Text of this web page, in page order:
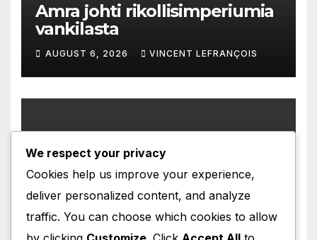
Amra johti rikollisimperiumia
vankilasta
AUGUST 6, 2026 VINCENT LEFRANÇOIS
ÄÄNIMATKA AITOON RANSKAAN
Immunoterapia pelasti
unelman äitiydestä
AUGUST 5, 2026 VINCENT LEFRANÇOIS
We respect your privacy
Cookies help us improve your experience,
deliver personalized content, and analyze
traffic. You can choose which cookies to allow